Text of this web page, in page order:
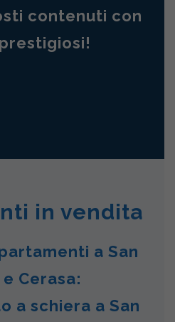
contenuti con
in vendita
a San
Cerasa:
a schiera a San